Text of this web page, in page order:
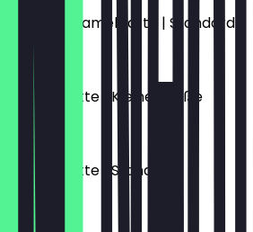
Salted Caramel Latte | Standard
6,10 €
Schoko Latte | Kleine Größe
5,70 €
Schoko Latte | Standard
6,10 €